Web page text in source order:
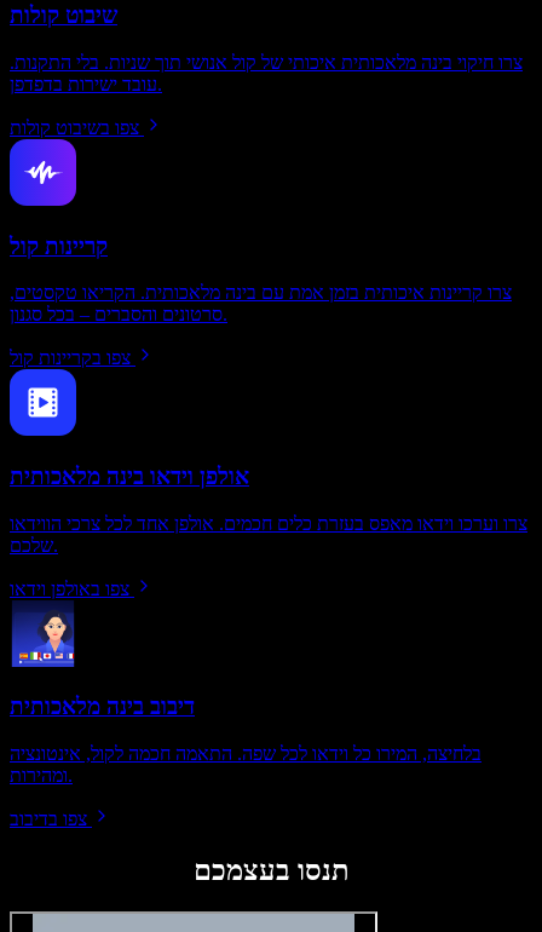
שיבוט קולות
צרו חיקוי בינה מלאכותית איכותי של קול אנושי תוך שניות. בלי התקנות.
עובד ישירות בדפדפן.
צפו בשיבוט קולות
קריינות קול
צרו קריינות איכותית בזמן אמת עם בינה מלאכותית. הקריאו טקסטים,
סרטונים והסברים – בכל סגנון.
צפו בקריינות קול
אולפן וידאו בינה מלאכותית
צרו וערכו וידאו מאפס בעזרת כלים חכמים. אולפן אחד לכל צרכי הווידאו
שלכם.
צפו באולפן וידאו
דיבוב בינה מלאכותית
בלחיצה, המירו כל וידאו לכל שפה. התאמה חכמה לקול, אינטונציה
ומהירות.
צפו בדיבוב
תנסו בעצמכם